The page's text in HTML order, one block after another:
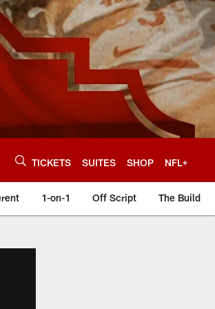
TICKETS SUITES SHOP NFL+
1-on-1 Off Script The Build